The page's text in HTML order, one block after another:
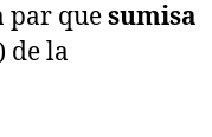
par quesumisa
de la